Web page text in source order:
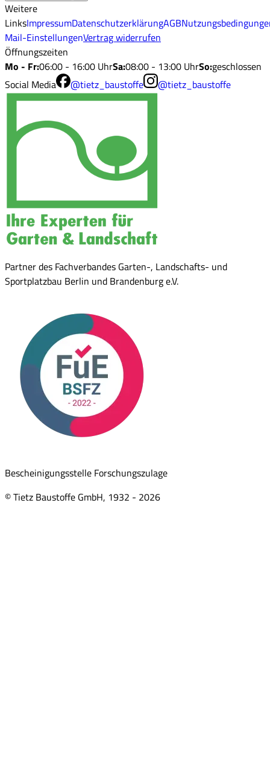
Weitere
LinksImpressumDatenschutzerklärungAGB
Mail-EinstellungenVertrag widerrufen
Öffnungszeiten
Mo - Fr:06:00 - 16:00 UhrSa:08:00 - 13:00 UhrSo:geschlossen
Social Media
@tietz_baustoffe @tietz_baustoffe
Partner des Fachverbandes Garten-, Landschafts- und
Sportplatzbau Berlin und Brandenburg e.V.
Bescheinigungsstelle Forschungszulage
© Tietz Baustoffe GmbH, 1932 - 2026